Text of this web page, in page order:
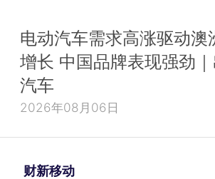
电动汽车需求高涨驱动澳
增长 中国品牌表现强劲｜
汽车
2026年08月06日
财新移动